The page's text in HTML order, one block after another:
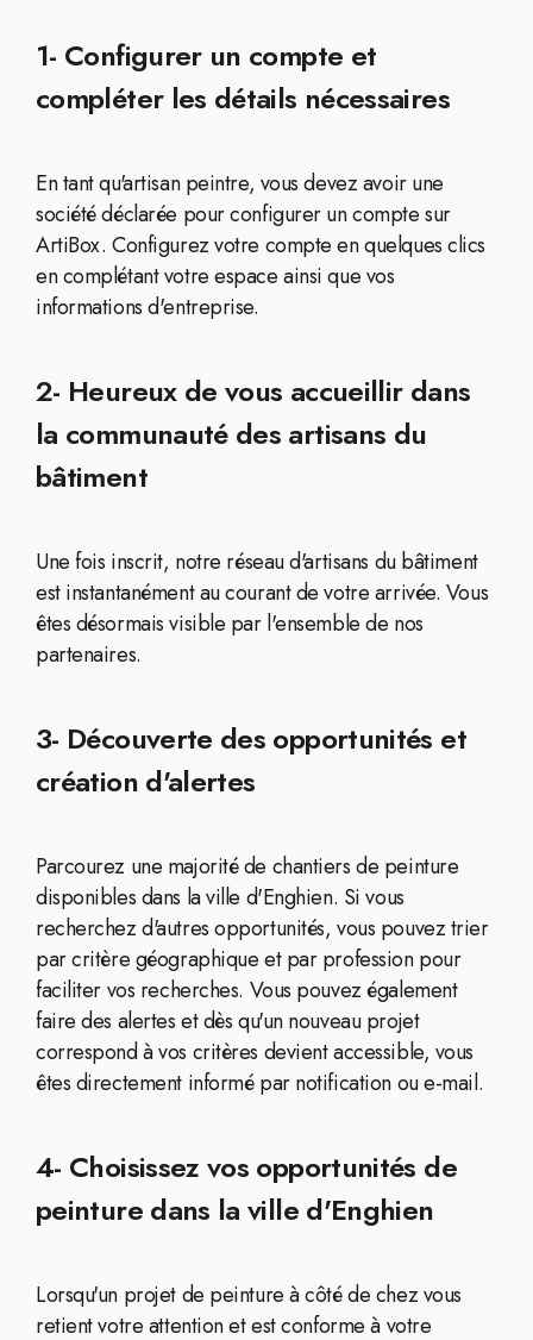
1- Configurer un compte et
compléter les détails nécessaires
En tant qu'artisan peintre, vous devez avoir une
société déclarée pour configurer un compte sur
ArtiBox. Configurez votre compte en quelques clics
en complétant votre espace ainsi que vos
informations d'entreprise.
2- Heureux de vous accueillir dans
la communauté des artisans du
bâtiment
Une fois inscrit, notre réseau d'artisans du bâtiment
est instantanément au courant de votre arrivée. Vous
êtes désormais visible par l'ensemble de nos
partenaires.
3- Découverte des opportunités et
création d'alertes
Parcourez une majorité de chantiers de peinture
disponibles dans la ville d'Enghien. Si vous
recherchez d'autres opportunités, vous pouvez trier
par critère géographique et par profession pour
faciliter vos recherches. Vous pouvez également
faire des alertes et dès qu'un nouveau projet
correspond à vos critères devient accessible, vous
êtes directement informé par notification ou e-mail.
4- Choisissez vos opportunités de
peinture dans la ville d'Enghien
Lorsqu'un projet de peinture à côté de chez vous
retient votre attention et est conforme à votre